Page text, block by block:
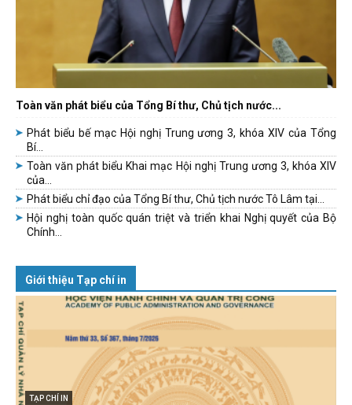
Toàn văn phát biểu của Tổng Bí thư, Chủ tịch nước...
Phát biểu bế mạc Hội nghị Trung ương 3, khóa XIV của Tổng
Bí...
Toàn văn phát biểu Khai mạc Hội nghị Trung ương 3, khóa XIV
của...
Phát biểu chỉ đạo của Tổng Bí thư, Chủ tịch nước Tô Lâm tại...
Hội nghị toàn quốc quán triệt và triển khai Nghị quyết của Bộ
Chính...
Giới thiệu Tạp chí in
TẠP CHÍ IN